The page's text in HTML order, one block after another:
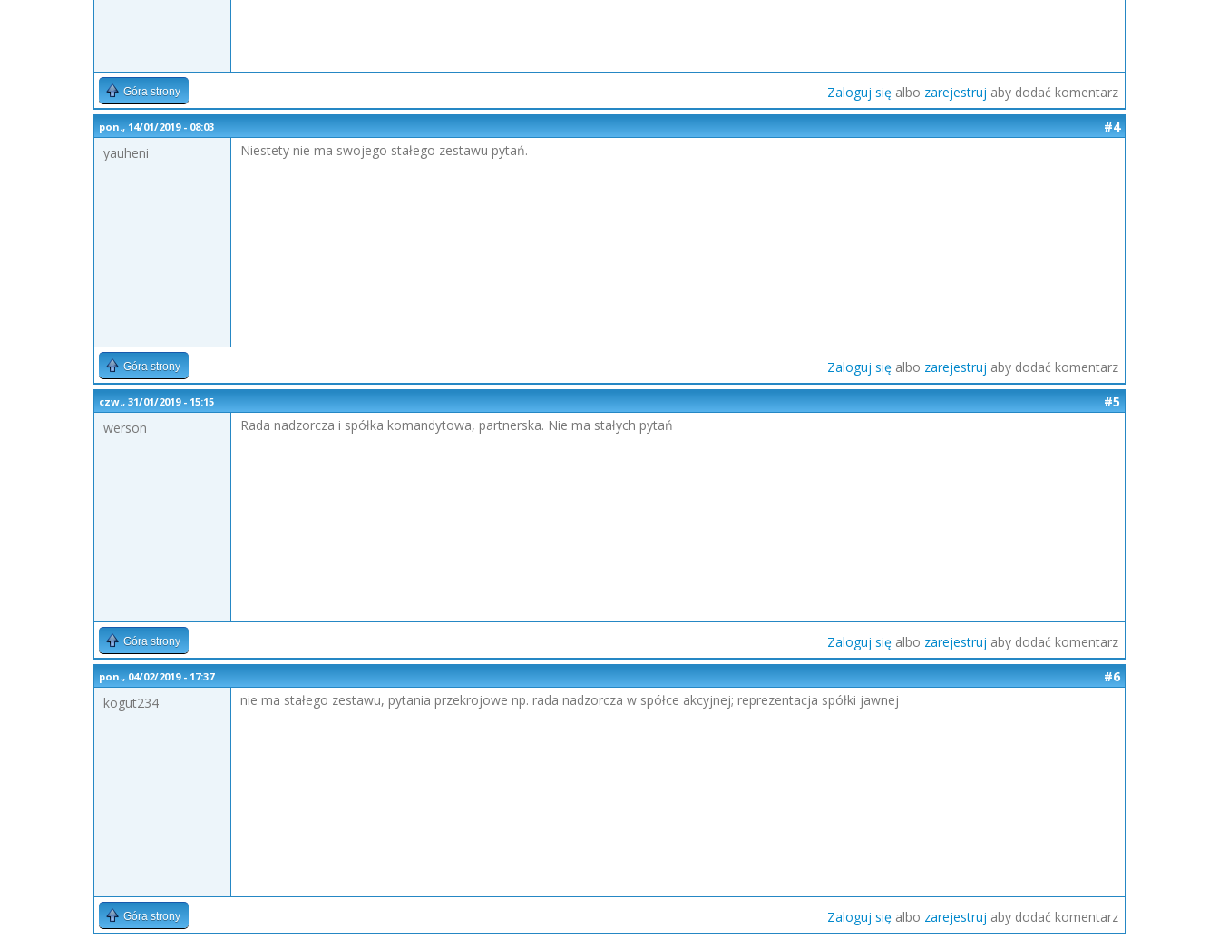
Góra strony Zaloguj się albo zarejestruj aby dodać komentarz
pon., 14/01/2019 - 08:03
#4
yauheni
Niestety nie ma swojego stałego zestawu pytań.
Góra strony Zaloguj się albo zarejestruj aby dodać komentarz
czw., 31/01/2019 - 15:15
#5
werson
Rada nadzorcza i spółka komandytowa, partnerska. Nie ma stałych pytań
Góra strony Zaloguj się albo zarejestruj aby dodać komentarz
pon., 04/02/2019 - 17:37
#6
kogut234
nie ma stałego zestawu, pytania przekrojowe np. rada nadzorcza w spółce akcyjnej; reprezentacja spółki jawnej
Góra strony Zaloguj się albo zarejestruj aby dodać komentarz